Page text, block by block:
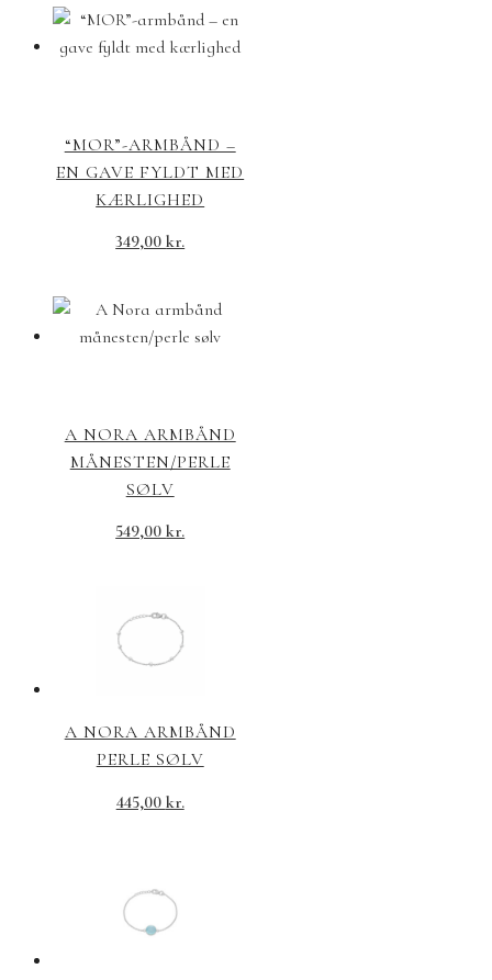
“MOR”-ARMBÅND –
EN GAVE FYLDT MED
KÆRLIGHED
349,00kr.
A NORA ARMBÅND
MÅNESTEN/PERLE
SØLV
549,00kr.
A NORA ARMBÅND
PERLE SØLV
445,00 kr.